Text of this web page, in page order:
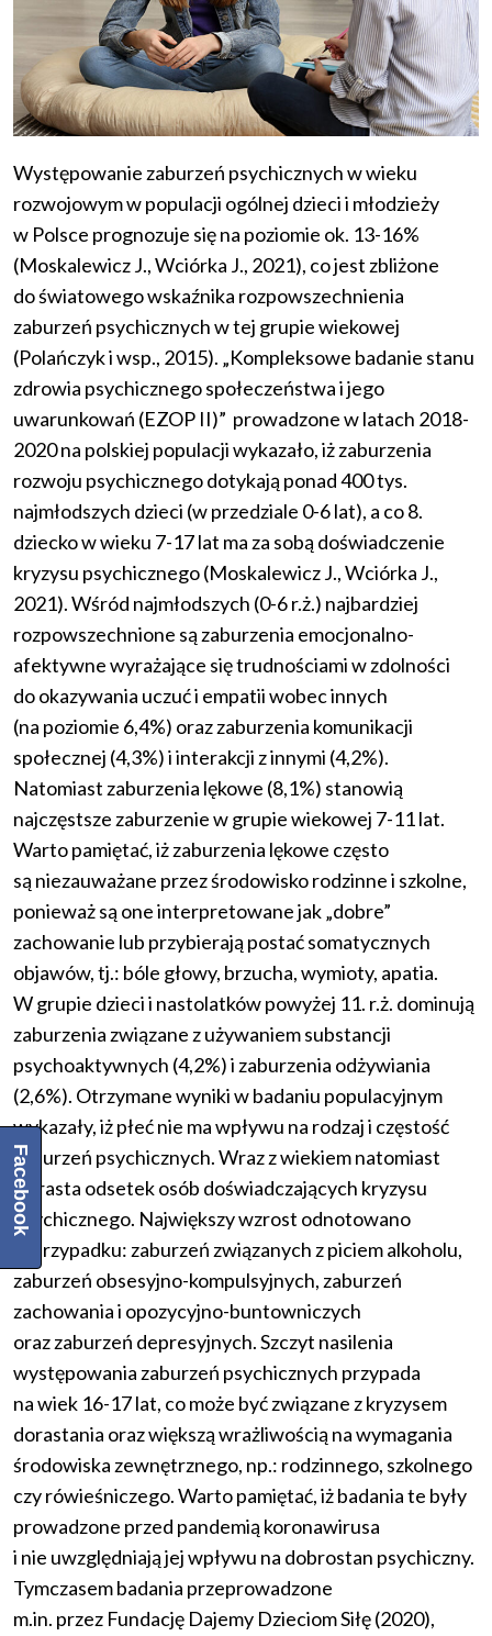
Występowanie zaburzeń psychicznych w wieku
rozwojowym w populacji ogólnej dzieci i młodzieży
w Polsce prognozuje się na poziomie ok. 13-16%
(Moskalewicz J., Wciórka J., 2021), co jest zbliżone
do światowego wskaźnika rozpowszechnienia
zaburzeń psychicznych w tej grupie wiekowej
(Polańczyk i wsp., 2015). „Kompleksowe badanie stanu
zdrowia psychicznego społeczeństwa i jego
uwarunkowań (EZOP II)” prowadzone w latach 2018-
2020 na polskiej populacji wykazało, iż zaburzenia
rozwoju psychicznego dotykają ponad 400 tys.
najmłodszych dzieci (w przedziale 0-6 lat), a co 8.
dziecko w wieku 7-17 lat ma za sobą doświadczenie
kryzysu psychicznego (Moskalewicz J., Wciórka J.,
2021). Wśród najmłodszych (0-6 r.ż.) najbardziej
rozpowszechnione są zaburzenia emocjonalno-
afektywne wyrażające się trudnościami w zdolności
do okazywania uczuć i empatii wobec innych
(na poziomie 6,4%) oraz zaburzenia komunikacji
społecznej (4,3%) i interakcji z innymi (4,2%).
Natomiast zaburzenia lękowe (8,1%) stanowią
najczęstsze zaburzenie w grupie wiekowej 7-11 lat.
Warto pamiętać, iż zaburzenia lękowe często
są niezauważane przez środowisko rodzinne i szkolne,
ponieważ są one interpretowane jak „dobre”
zachowanie lub przybierają postać somatycznych
objawów, tj.: bóle głowy, brzucha, wymioty, apatia.
W grupie dzieci i nastolatków powyżej 11. r.ż. dominują
zaburzenia związane z używaniem substancji
psychoaktywnych (4,2%) i zaburzenia odżywiania
(2,6%). Otrzymane wyniki w badaniu populacyjnym
wykazały, iż płeć nie ma wpływu na rodzaj i częstość
zaburzeń psychicznych. Wraz z wiekiem natomiast
wzrasta odsetek osób doświadczających kryzysu
psychicznego. Największy wzrost odnotowano
w przypadku: zaburzeń związanych z piciem alkoholu,
zaburzeń obsesyjno-kompulsyjnych, zaburzeń
zachowania i opozycyjno-buntowniczych
oraz zaburzeń depresyjnych. Szczyt nasilenia
występowania zaburzeń psychicznych przypada
na wiek 16-17 lat, co może być związane z kryzysem
dorastania oraz większą wrażliwością na wymagania
środowiska zewnętrznego, np.: rodzinnego, szkolnego
czy rówieśniczego. Warto pamiętać, iż badania te były
prowadzone przed pandemią koronawirusa
i nie uwzględniają jej wpływu na dobrostan psychiczny.
Tymczasem badania przeprowadzone
m.in. przez Fundację Dajemy Dzieciom Siłę (2020),
Facebook